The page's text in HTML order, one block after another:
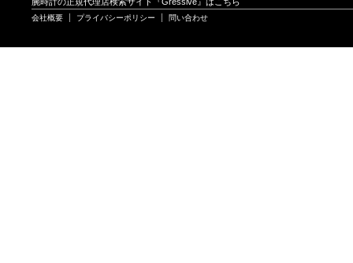
会社概要 プライバシーポリシー 問い合わせ